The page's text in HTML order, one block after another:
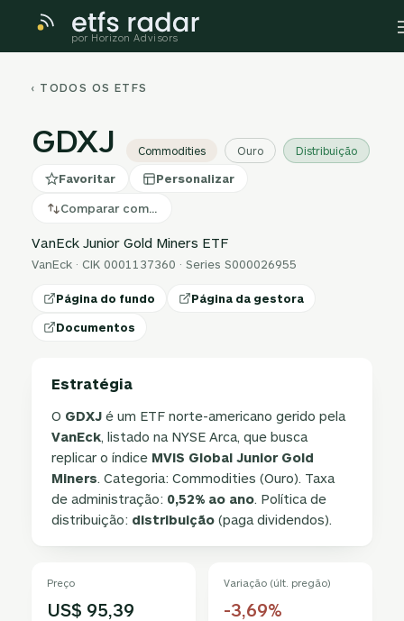
por Horizon Advisors
‹ TODOS OS ETFS
GDXJ Commodities Ouro Distribuição
Favoritar Personalizar
Comparar com…
VanEck Junior Gold Miners ETF
VanEck · CIK 0001137360 · Series S000026955
Página do fundo
Página da gestora
Documentos
Estratégia
O GDXJ é um ETF norte-americano gerido pela
VanEck, listado na NYSE Arca, que busca
replicar o índice MVIS Global Junior Gold
Miners. Categoria: Commodities (Ouro). Taxa
de administração: 0,52% ao ano. Política de
distribuição: distribuição (paga dividendos).
Preço
US$ 95,39
Variação (últ. pregão)
-3,69%